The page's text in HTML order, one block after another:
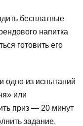
бесплатные
напитка
готовить его
одно из испытаний
или
приз — 20 минут
задание,